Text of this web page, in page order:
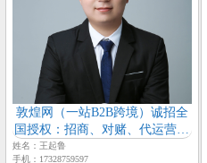
敦煌网（一站B2B跨境）诚招全
国授权：招商、对赌、代运营服
姓名：王起鲁
手机：17328759597